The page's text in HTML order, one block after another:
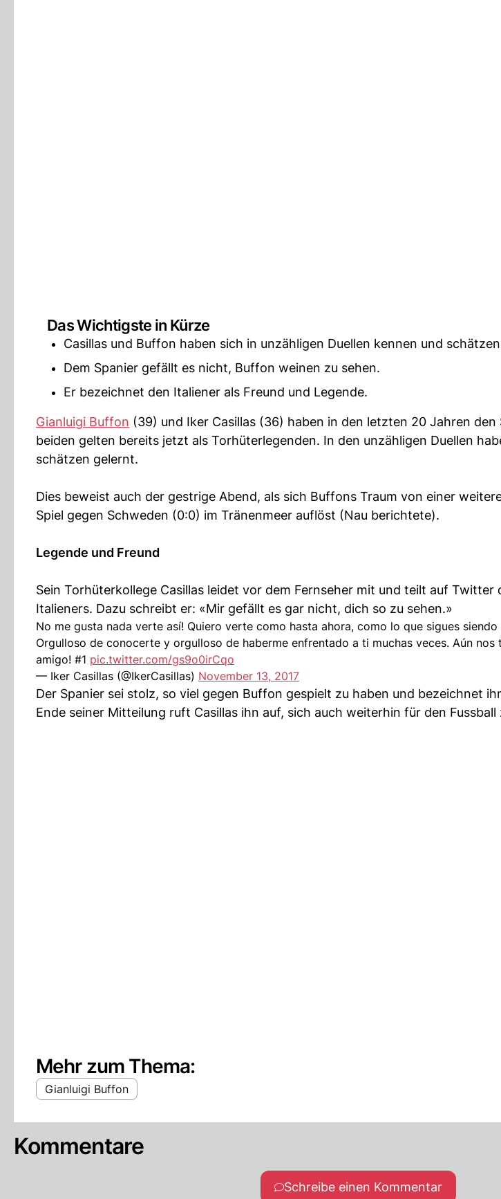
Das Wichtigste in Kürze
Casillas und Buffon haben sich in unzähligen Duellen kennen und
Dem Spanier gefällt es nicht, Buffon weinen zu sehen.
Er bezeichnet den Italiener als Freund und Legende.
Gianluigi Buffon (39) und Iker Casillas (36) haben in den letzten 20 Jahren
beiden gelten bereits jetzt als Torhüterlegenden. In den unzähligen Duellen
schätzen gelernt.
Dies beweist auch der gestrige Abend, als sich Buffons Traum von einer
Spiel gegen Schweden (0:0) im Tränenmeer auflöst (Nau berichtete).
Legende und Freund
Sein Torhüterkollege Casillas leidet vor dem Fernseher mit und teilt auf Twitter
Italieners. Dazu schreibt er: «Mir gefällt es gar nicht, dich so zu sehen.»
No me gusta nada verte así! Quiero verte como hasta ahora, como lo que sigues siendo
Orgulloso de conocerte y orgulloso de haberme enfrentado a ti muchas veces. Aún
amigo! #1 pic.twitter.com/gs9o0irCqo
— Iker Casillas (@IkerCasillas) November 13, 2017
Der Spanier sei stolz, so viel gegen Buffon gespielt zu haben und bezeichnet
Ende seiner Mitteilung ruft Casillas ihn auf, sich auch weiterhin für den Fussball
Mehr zum Thema:
Gianluigi Buffon
Kommentare
Schreibe einen Kommentar